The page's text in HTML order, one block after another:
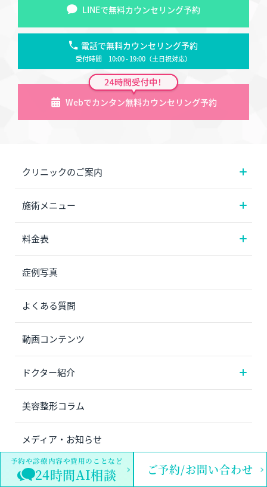
予約や診療内容や費用のことなど
24時間AI相談 ご予約/お問い合わせ
LINEで無料カウンセリング予約
電話で無料カウンセリング予約
受付時間 10:00 - 19:00（土日祝対応）
Webでカンタン無料カウンセリング予約
クリニックのご案内
施術メニュー
料金表
症例写真
よくある質問
動画コンテンツ
ドクター紹介
美容整形コラム
メディア・お知らせ
中文网站在这里